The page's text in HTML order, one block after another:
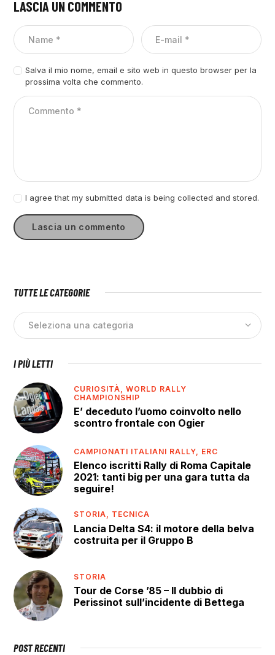
LASCIA UN COMMENTO
Salva il mio nome, email e sito web in questo browser per la
prossima volta che commento.
I agree that my submitted data is being collected and stored.
TUTTE LE CATEGORIE
I PIÙ LETTI
CURIOSITÀ,WORLD RALLY
CHAMPIONSHIP
E’ deceduto l’uomo coinvolto nello
scontro frontale con Ogier
CAMPIONATI ITALIANI RALLY, ERC
Elenco iscritti Rally di Roma Capitale
2021: tanti big per una gara tutta da
seguire!
STORIA, TECNICA
Lancia Delta S4: il motore della belva
costruita per il Gruppo B
STORIA
Tour de Corse ’85 – Il dubbio di
Perissinot sull’incidente di Bettega
POST RECENTI